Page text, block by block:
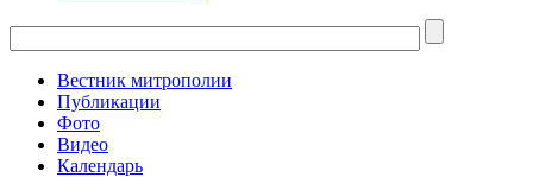
Вестник митрополии
Публикации
Фото
Видео
Календарь